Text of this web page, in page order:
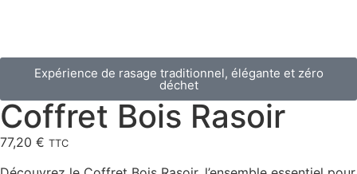
Expérience de rasage traditionnel, élégante et zéro
déchet
Coffret Bois Rasoir
77,20 € TTC